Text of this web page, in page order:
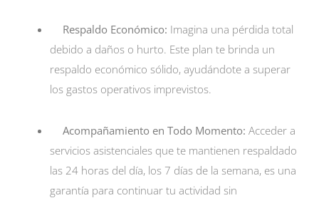
Respaldo Económico: Imagina una pérdida total
debido a daños o hurto. Este plan te brinda un
respaldo económico sólido, ayudándote a superar
los gastos operativos imprevistos.
Acompañamiento en Todo Momento: Acceder a
servicios asistenciales que te mantienen respaldado
las 24 horas del día, los 7 días de la semana, es una
garantía para continuar tu actividad sin